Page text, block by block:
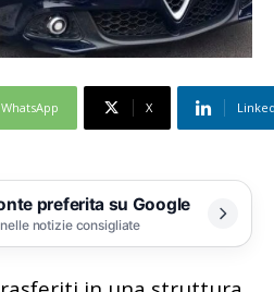
WhatsApp X
preferita su Google
notizie consigliate